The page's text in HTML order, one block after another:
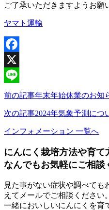
ご了承いただきますようお願
ヤマト運輸
Facebook
X
Line
前の記事年末年始休業のお知
次の記事2024年気象予測につ
インフォメーション 一覧へ
にんにく栽培方法や育て
なんでもお気軽にご相談
見た事がない症状や調べても
えてメールでご相談ください。
一緒においしいにんにくを育